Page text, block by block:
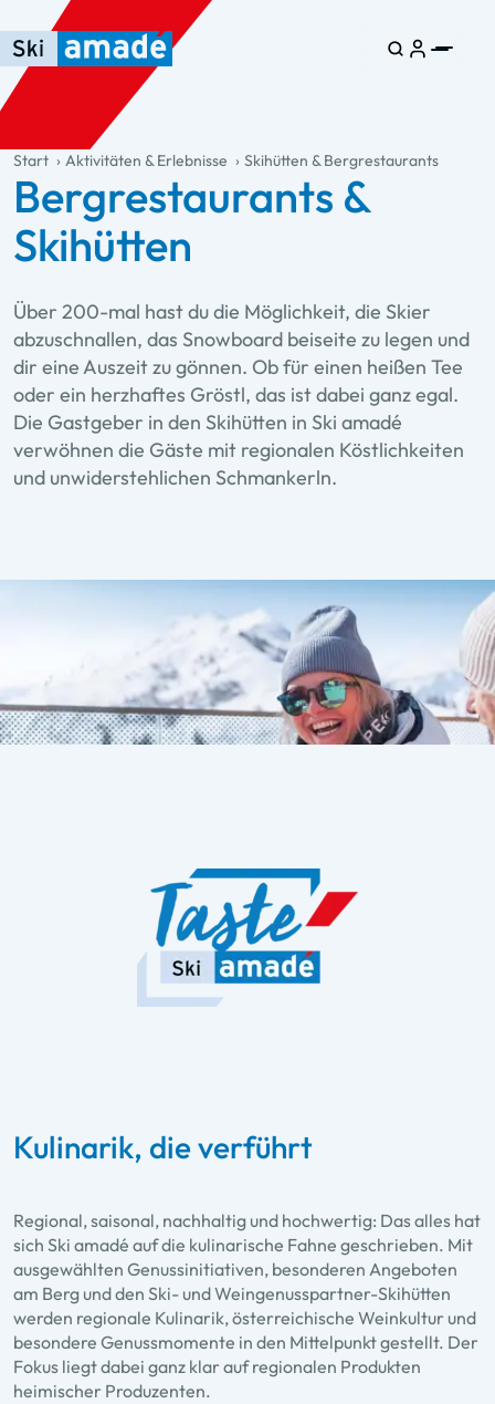
Zum Haupt-Inhalt springen
Springe zur Tabelle
Zur Haupt-Navigation springen
general.table-of-content
Start Aktivitäten & Erlebnisse Skihütten & Bergrestaurants
Bergrestaurants &
Skihütten
Über 200-mal hast du die Möglichkeit, die Skier
abzuschnallen, das Snowboard beiseite zu legen und
dir eine Auszeit zu gönnen. Ob für einen heißen Tee
oder ein herzhaftes Gröstl, das ist dabei ganz egal.
Die Gastgeber in den Skihütten in Ski amadé
verwöhnen die Gäste mit regionalen Köstlichkeiten
und unwiderstehlichen Schmankerln.
Kulinarik, die verführt
Regional, saisonal, nachhaltig und hochwertig: Das alles hat
sich Ski amadé auf die kulinarische Fahne geschrieben. Mit
ausgewählten Genussinitiativen, besonderen Angeboten
am Berg und den Ski- und Weingenusspartner-Skihütten
werden regionale Kulinarik, österreichische Weinkultur und
besondere Genussmomente in den Mittelpunkt gestellt. Der
Fokus liegt dabei ganz klar auf regionalen Produkten
heimischer Produzenten.